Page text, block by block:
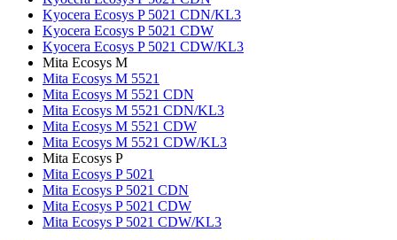
Kyocera Ecosys P 5021 CDN/KL3
Kyocera Ecosys P 5021 CDW
Kyocera Ecosys P 5021 CDW/KL3
Mita Ecosys M
Mita Ecosys M 5521
Mita Ecosys M 5521 CDN
Mita Ecosys M 5521 CDN/KL3
Mita Ecosys M 5521 CDW
Mita Ecosys M 5521 CDW/KL3
Mita Ecosys P
Mita Ecosys P 5021
Mita Ecosys P 5021 CDN
Mita Ecosys P 5021 CDW
Mita Ecosys P 5021 CDW/KL3